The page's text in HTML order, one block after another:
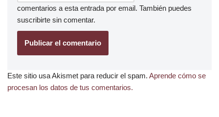
comentarios a esta entrada por email. También puedes
suscribirte sin comentar.
Este sitio usa Akismet para reducir el spam. Aprende cómo se
procesan los datos de tus comentarios.